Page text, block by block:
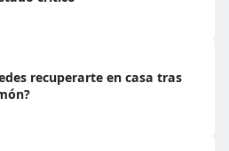
recuperarte en casa tras